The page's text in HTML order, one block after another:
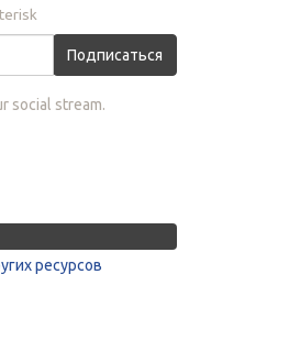
Подписаться
social stream.
ресурсов